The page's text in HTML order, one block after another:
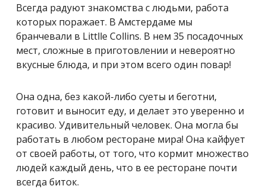
Всегда радуют знакомства с людьми, работа
которых поражает. В Амстердаме мы
бранчевали в Littlle Collins. В нем 35 посадочных
мест, сложные в приготовлении и невероятно
вкусные блюда, и при этом всего один повар!
Она одна, без какой-либо суеты и беготни,
готовит и выносит еду, и делает это уверенно и
красиво. Удивительный человек. Она могла бы
работать в любом ресторане мира! Она кайфует
от своей работы, от того, что кормит множество
людей каждый день, что в ее ресторане почти
всегда биток.